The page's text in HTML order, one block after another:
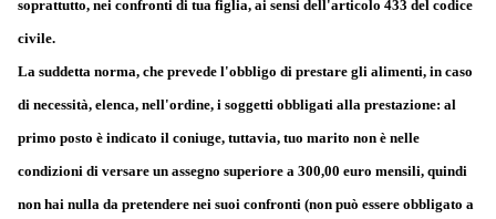
soprattutto, nei confronti di tua figlia, ai sensi dell'articolo 433 del codice
civile.
La suddetta norma, che prevede l'obbligo di prestare gli alimenti, in caso
di necessità, elenca, nell'ordine, i soggetti obbligati alla prestazione: al
primo posto è indicato il coniuge, tuttavia, tuo marito non è nelle
condizioni di versare un assegno superiore a 300,00 euro mensili, quindi
non hai nulla da pretendere nei suoi confronti (non può essere obbligato a